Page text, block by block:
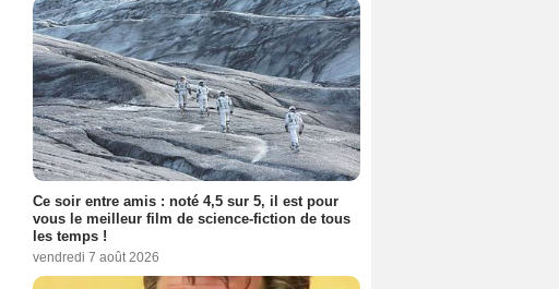
Ce soir entre amis : noté 4,5 sur 5, il est pour
vous le meilleur film de science-fiction de tous
les temps !
vendredi 7 août 2026